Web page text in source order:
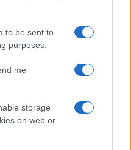
to be sent to
purposes.
me
storage
on web or